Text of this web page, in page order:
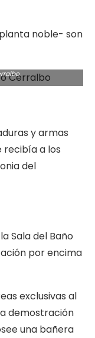
noble- son
y armas
recibía a los
del
Sala del Baño
por encima
exclusivas al
demostración
una bañera